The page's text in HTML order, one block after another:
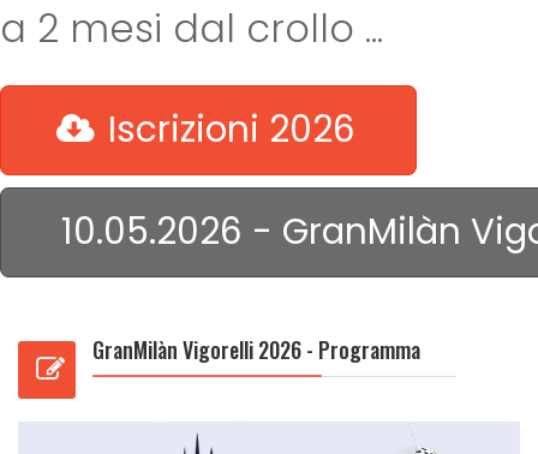
a 2 mesi dal crollo ...
Iscrizioni 2026
10.05.2026 - GranMilàn
GranMilàn Vigorelli 2026 - Programma